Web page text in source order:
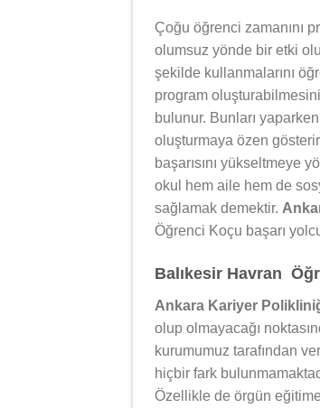
Çoğu öğrenci zamanını
olumsuz yönde bir etki
şekilde kullanmalarını
program
bulunur. Bunları
oluşturmaya özen
başarısını yükseltmeye
okul hem aile hem de
sağlamak demektir.
Öğrenci Koçu başarı
Balıkesir Havran
Ankara Kariyer
olup olmayacağı
kurumumuz tarafından
hiçbir fark
Özellikle de örgün